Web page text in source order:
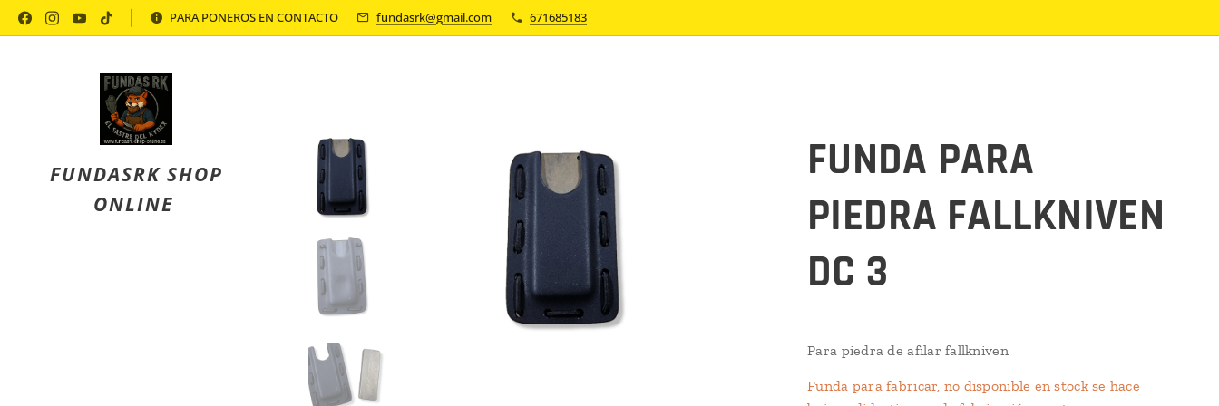
Política de Privacidad PARA PONEROS EN CONTACTO fundasrk@gmail.com 671685183
FUNDASRK SHOP
ONLINE
FUNDA PARA
PIEDRA FALLKNIVEN
DC 3
Para piedra de afilar fallkniven
Funda para fabricar, no disponible en stock se hace